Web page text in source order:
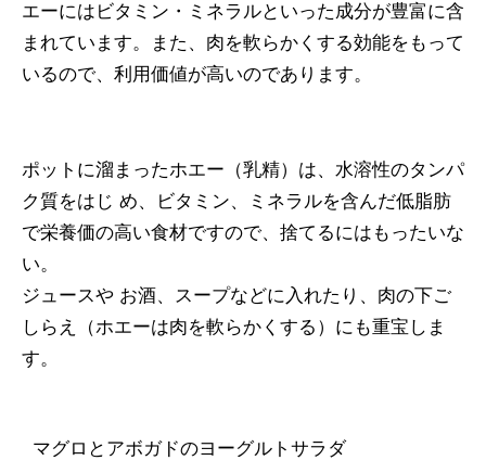
エーにはビタミン・ミネラルといった成分が豊富に含
まれています。また、肉を軟らかくする効能をもって
いるので、利用価値が高いのであります。
ポットに溜まったホエー（乳精）は、水溶性のタンパ
ク質をはじ め、ビタミン、ミネラルを含んだ低脂肪
で栄養価の高い食材ですので、捨てるにはもったいな
い。
ジュースや お酒、スープなどに入れたり、肉の下ご
しらえ（ホエーは肉を軟らかくする）にも重宝しま
す。
マグロとアボガドのヨーグルトサラダ